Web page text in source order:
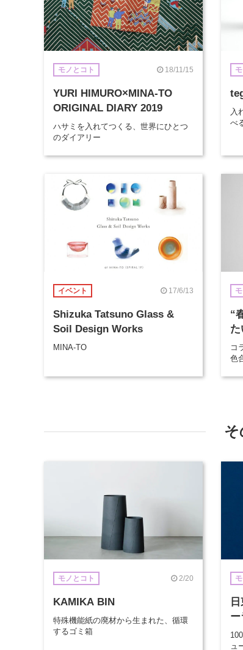
モノとコト 18/11/15
YURI HIMURO×MINA-TO
ORIGINAL DIARY 2019
ハサミを入れてつくる、世界にひとつ
のダイアリー
入
べ
イベント 17/6/13
Shizuka Tatsuno Glass &
Soil Design Works
MINA-TO
“
た
コ
色
そ
モノとコト 2/20
KAMIKA BIN
特殊機能紙の廃材から生まれた、循環
するゴミ箱
ー
ュ